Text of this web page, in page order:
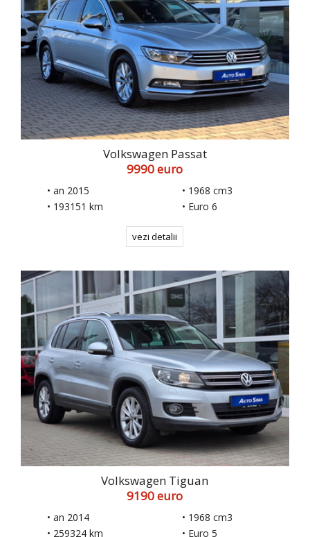
Volkswagen Passat
9990 euro
• an 2015
• 193151 km
• 1968 cm3
• Euro 6
vezi detalii
Volkswagen Tiguan
9190 euro
• an 2014
• 259324 km
• 1968 cm3
• Euro 5